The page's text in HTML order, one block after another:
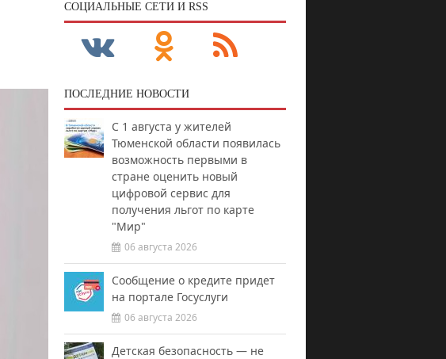
CОЦИАЛЬНЫЕ СЕТИ И RSS
ПОСЛЕДНИЕ НОВОСТИ
С 1 августа у жителей
Тюменской области появилась
возможность первыми в
стране оценить новый
цифровой сервис для
получения льгот по карте
"Мир"
06 августа 2026
Сообщение о кредите придет
на портале Госуслуги
06 августа 2026
Детская безопасность — не